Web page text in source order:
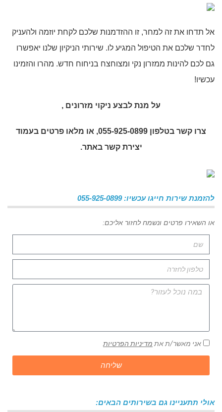
אל תדחו את זה למחר, זו ההזדמנות שלכם לקחת יוזמה ולהעניק
לחדר שלכם את הטיפול המגיע לו. שירותי הניקיון שלנו יאפשרו
גם לכם להינות ממזרון נקי ומצוחצח בניחוח חדש. מהרו והזמינו
עכשיו!
על מנת לבצע ניקוי מזרונים ,
צרו קשר בטלפון 055-925-0899, או מלאו פרטים בעמוד
יצירת קשר באתר.
להזמנת שירות חייגו עכשיו: 055-925-0899
או השאירו פרטים ונשמח לחזור אליכם:
אני מאשר/ת את מדיניות הפרטיות
שליחה
אולי תתעניינו גם בשירותים הבאים: